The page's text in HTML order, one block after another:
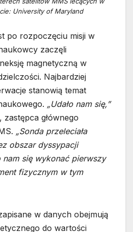
University of Maryland
po rozpoczęciu misji w
zaczęli
magnetyczną w
Najbardziej
stanowią temat
„Udało nam się,”
głównego
„Sonda przeleciała
obszar dyssypacji
nam się wykonać pierwszy
fizycznym w tym
w danych obejmują
do wartości